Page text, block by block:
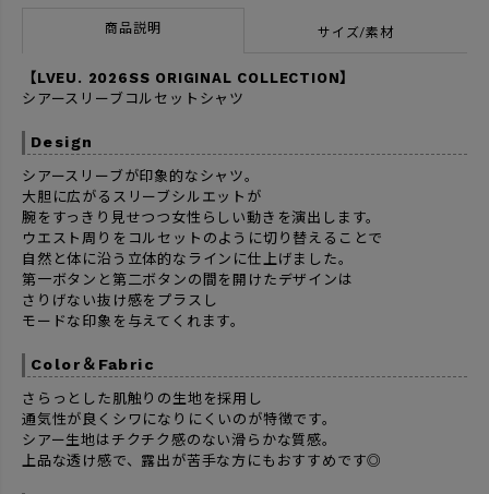
商品説明 サイズ/素材
【LVEU. 2026SS ORIGINAL COLLECTION】
シアースリーブコルセットシャツ
Design
シアースリーブが印象的なシャツ。
大胆に広がるスリーブシルエットが
腕をすっきり見せつつ女性らしい動きを演出します。
ウエスト周りをコルセットのように切り替えることで
自然と体に沿う立体的なラインに仕上げました。
第一ボタンと第二ボタンの間を開けたデザインは
さりげない抜け感をプラスし
モードな印象を与えてくれます。
Color＆Fabric
さらっとした肌触りの生地を採用し
通気性が良くシワになりにくいのが特徴です。
シアー生地はチクチク感のない滑らかな質感。
上品な透け感で、露出が苦手な方にもおすすめです◎